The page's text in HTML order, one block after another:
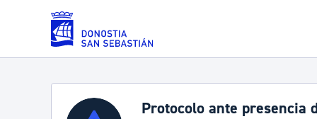
Saltar al contenido principal
Servicios Protocolo ante presencia